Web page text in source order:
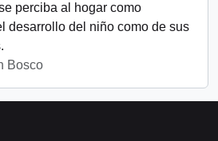
perciba al hogar como
desarrollo del niño como de sus
Bosco